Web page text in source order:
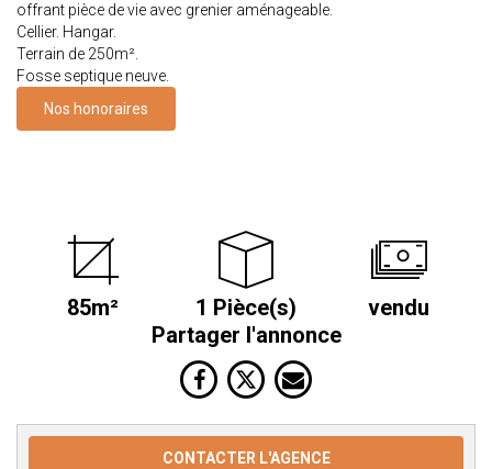
offrant pièce de vie avec grenier aménageable.
Cellier. Hangar.
Terrain de 250m².
Fosse septique neuve.
Nos honoraires
85m² 1 Pièce(s)
vendu
Partager l'annonce
CONTACTER L'AGENCE